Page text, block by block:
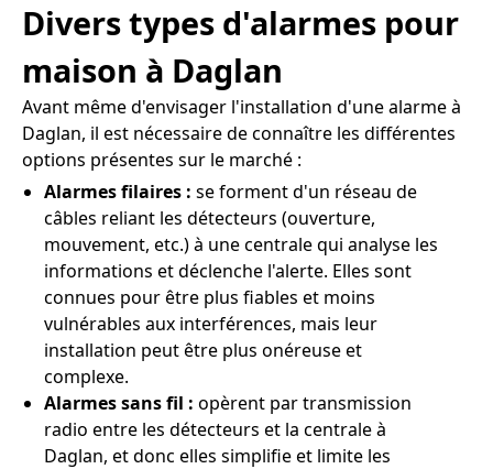
Divers types d'alarmes pour
maison à Daglan
Avant même d'envisager l'installation d'une alarme à
Daglan, il est nécessaire de connaître les différentes
options présentes sur le marché :
Alarmes filaires : se forment d'un réseau de
câbles reliant les détecteurs (ouverture,
mouvement, etc.) à une centrale qui analyse les
informations et déclenche l'alerte. Elles sont
connues pour être plus fiables et moins
vulnérables aux interférences, mais leur
installation peut être plus onéreuse et
complexe.
Alarmes sans fil : opèrent par transmission
radio entre les détecteurs et la centrale à
Daglan, et donc elles simplifie et limite les